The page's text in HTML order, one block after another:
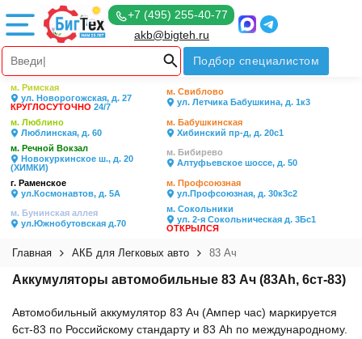
+7 (495) 255-40-77
akb@bigteh.ru
Подбор специалистом
м. Римская
ул. Новорогожская, д. 27
КРУГЛОСУТОЧНО 24/7
м. Свиблово
ул. Летчика Бабушкина, д. 1к3
м. Люблино
Люблинская, д. 60
м. Бабушкинская
Хибинский пр-д, д. 20с1
м. Речной Вокзал
Новокуркинское ш., д. 20
(ХИМКИ)
м. Бибирево
Алтуфьевское шоссе, д. 50
г. Раменское
ул.Космонавтов, д. 5А
м. Профсоюзная
ул.Профсоюзная, д. 30к3с2
м. Бунинская аллея
ул.Южнобутовская д.70
м. Сокольники
ул. 2-я Сокольническая д. 3Бс1
ОТКРЫЛСЯ
Главная АКБ для Легковых авто 83 Ач
Аккумуляторы автомобильные 83 Ач (83Ah, 6ст-83)
Автомобильный аккумулятор 83 Ач (Ампер час) маркируется
6ст-83 по Российскому стандарту и 83 Ah по международному.